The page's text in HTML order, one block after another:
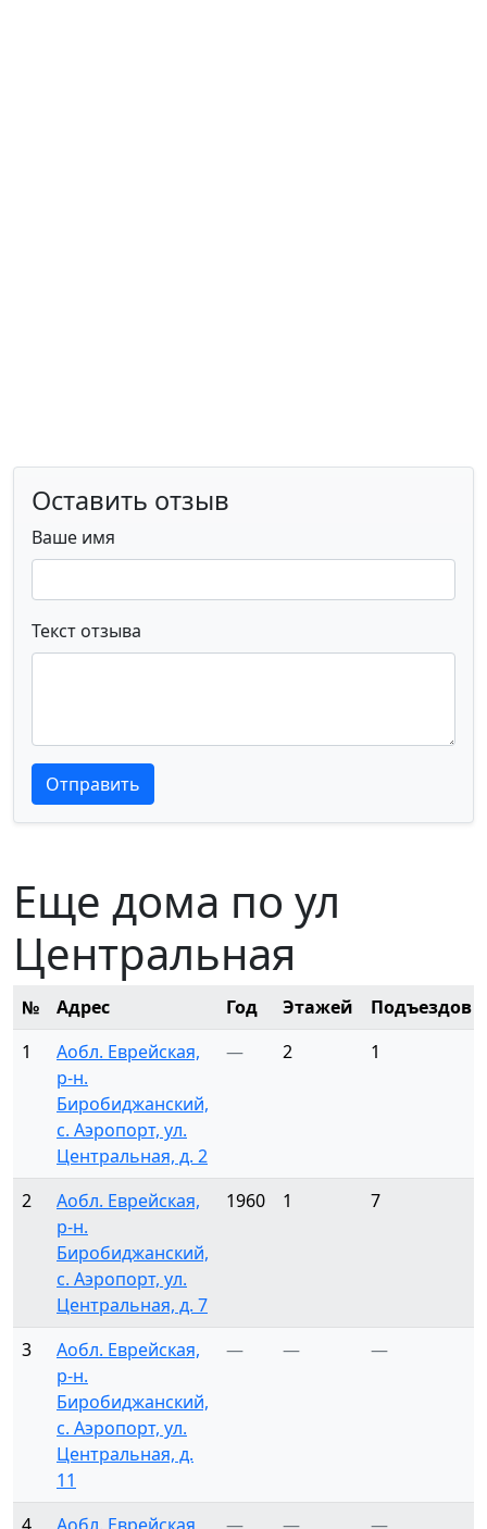
Оставить отзыв
Ваше имя
Текст отзыва
Текст отзыва
Текст отзыва
Отправить
Еще дома по ул
Центральная
№ Адрес Год Этажей
Подъездов
1
Аобл. Еврейская,
р-н.
Биробиджанский,
с. Аэропорт, ул.
Центральная, д. 2
— 2 1
2
Аобл. Еврейская,
р-н.
Биробиджанский,
с. Аэропорт, ул.
Центральная, д. 7
1960 1 7
3
Аобл. Еврейская,
р-н.
Биробиджанский,
с. Аэропорт, ул.
Центральная, д.
11
— — —